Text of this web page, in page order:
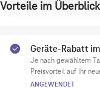
Vorteile im Überblick
Geräte-Rabatt
Je nach gewähltem
Preisvorteil auf Ihr
ANGEWENDET